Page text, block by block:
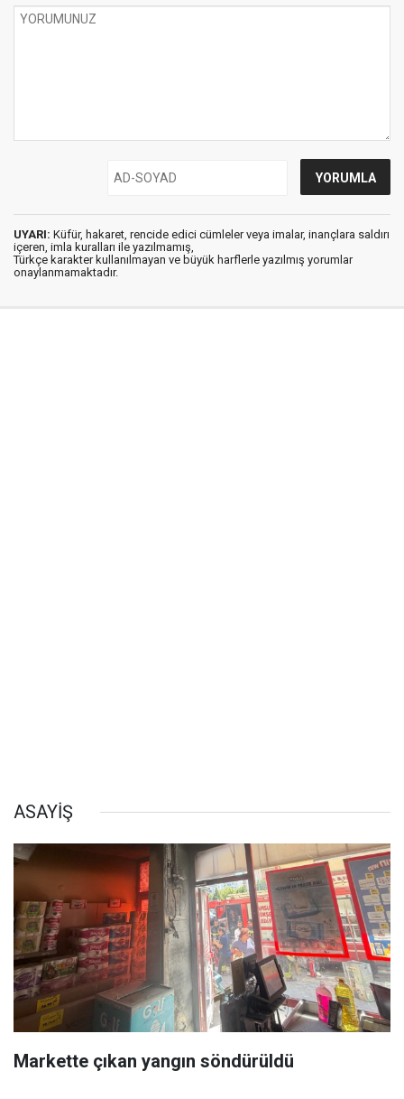
UYARI: Küfür, hakaret, rencide edici cümleler veya imalar, inançlara saldırı
içeren, imla kuralları ile yazılmamış,
Türkçe karakter kullanılmayan ve büyük harflerle yazılmış yorumlar
onaylanmamaktadır.
ASAYİŞ
Markette çıkan yangın söndürüldü